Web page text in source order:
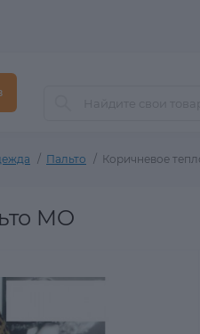
Пальто Коричневое
MO